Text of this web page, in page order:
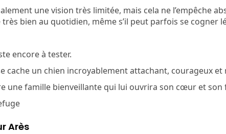
une vision très limitée, mais cela ne l’empêche
bien au quotidien, même s’il peut parfois se cogner
encore à tester.
cache un chien incroyablement attachant, courageux et
une famille bienveillante qui lui ouvrira son cœur et son
Arès